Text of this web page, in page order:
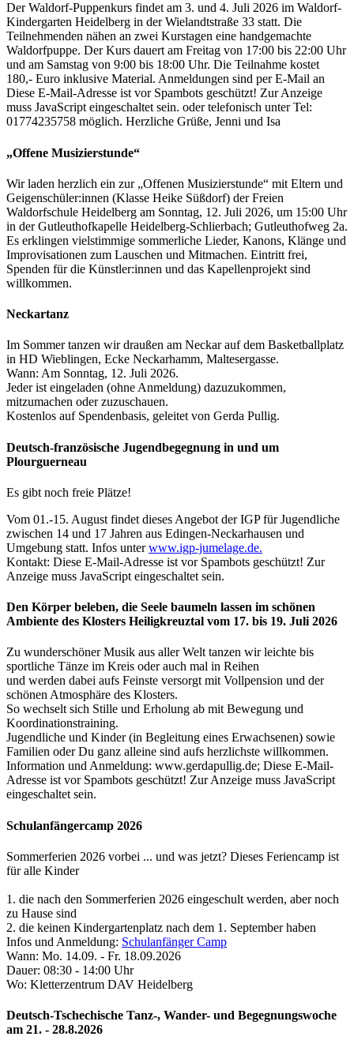
Der Waldorf-Puppenkurs findet am 3. und 4. Juli 2026 im Waldorf-
Kindergarten Heidelberg in der Wielandtstraße 33 statt. Die
Teilnehmenden nähen an zwei Kurstagen eine handgemachte
Waldorfpuppe. Der Kurs dauert am Freitag von 17:00 bis 22:00 Uhr
und am Samstag von 9:00 bis 18:00 Uhr. Die Teilnahme kostet
180,- Euro inklusive Material. Anmeldungen sind per E-Mail an
Diese E-Mail-Adresse ist vor Spambots geschützt! Zur Anzeige
muss JavaScript eingeschaltet sein. oder telefonisch unter Tel:
01774235758 möglich. Herzliche Grüße, Jenni und Isa
„Offene Musizierstunde“
Wir laden herzlich ein zur „Offenen Musizierstunde“ mit Eltern und
Geigenschüler:innen (Klasse Heike Süßdorf) der Freien
Waldorfschule Heidelberg am Sonntag, 12. Juli 2026, um 15:00 Uhr
in der Gutleuthofkapelle Heidelberg-Schlierbach; Gutleuthofweg 2a.
Es erklingen vielstimmige sommerliche Lieder, Kanons, Klänge und
Improvisationen zum Lauschen und Mitmachen. Eintritt frei,
Spenden für die Künstler:innen und das Kapellenprojekt sind
willkommen.
Neckartanz
Im Sommer tanzen wir draußen am Neckar auf dem Basketballplatz
in HD Wieblingen, Ecke Neckarhamm, Maltesergasse.
Wann: Am Sonntag, 12. Juli 2026.
Jeder ist eingeladen (ohne Anmeldung) dazuzukommen,
mitzumachen oder zuzuschauen.
Kostenlos auf Spendenbasis, geleitet von Gerda Pullig.
Deutsch-französische Jugendbegegnung in und um
Plourguerneau
Es gibt noch freie Plätze!
Vom 01.-15. August findet dieses Angebot der IGP für Jugendliche
zwischen 14 und 17 Jahren aus Edingen-Neckarhausen und
Umgebung statt. Infos unterwww.igp-jumelage.de.
Kontakt: Diese E-Mail-Adresse ist vor Spambots geschützt! Zur
Anzeige muss JavaScript eingeschaltet sein.
Den Körper beleben, die Seele baumeln lassen im schönen
Ambiente des Klosters Heiligkreuztal vom 17. bis 19. Juli 2026
Zu wunderschöner Musik aus aller Welt tanzen wir leichte bis
sportliche Tänze im Kreis oder auch mal in Reihen
und werden dabei aufs Feinste versorgt mit Vollpension und der
schönen Atmosphäre des Klosters.
So wechselt sich Stille und Erholung ab mit Bewegung und
Koordinationstraining.
Jugendliche und Kinder (in Begleitung eines Erwachsenen) sowie
Familien oder Du ganz alleine sind aufs herzlichste willkommen.
Information und Anmeldung: www.gerdapullig.de; Diese E-Mail-
Adresse ist vor Spambots geschützt! Zur Anzeige muss JavaScript
eingeschaltet sein.
Schulanfängercamp 2026
Sommerferien 2026 vorbei ... und was jetzt? Dieses Feriencamp ist
für alle Kinder
1. die nach den Sommerferien 2026 eingeschult werden, aber noch
zu Hause sind
2. die keinen Kindergartenplatz nach dem 1. September haben
Infos und Anmeldung: Schulanfänger Camp
Wann: Mo. 14.09. - Fr. 18.09.2026
Dauer: 08:30 - 14:00 Uhr
Wo: Kletterzentrum DAV Heidelberg
Deutsch-Tschechische Tanz-, Wander- und Begegnungswoche
am 21. - 28.8.2026